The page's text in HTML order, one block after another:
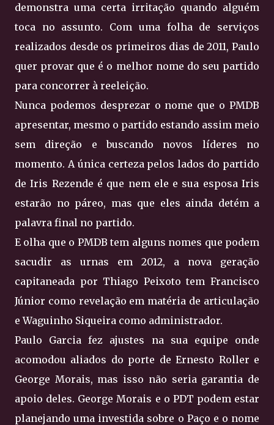
demonstra uma certa irritação quando alguém
toca no assunto. Com uma folha de serviços
realizados desde os primeiros dias de 2011, Paulo
quer provar que é o melhor nome do seu partido
para concorrer à reeleição.
Nunca podemos desprezar o nome que o PMDB
apresentar, mesmo o partido estando assim meio
sem direção e buscando novos líderes no
momento. A única certeza pelos lados do partido
de Iris Rezende é que nem ele e sua esposa Iris
estarão no páreo, mas que eles ainda detém a
palavra final no partido.
E olha que o PMDB tem alguns nomes que podem
sacudir as urnas em 2012, a nova geração
capitaneada por Thiago Peixoto tem Francisco
Júnior como revelação em matéria de articulação
e Waguinho Siqueira como administrador.
Paulo Garcia fez ajustes na sua equipe onde
acomodou aliados do porte de Ernesto Roller e
George Morais, mas isso não seria garantia de
apoio deles. George Morais e o PDT podem estar
planejando uma investida sobre o Paço e o nome